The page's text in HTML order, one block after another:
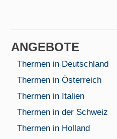
AN­GEBOTE
Thermen in Deutschland
Thermen in Österreich
Thermen in Italien
Thermen in der Schweiz
Thermen in Holland